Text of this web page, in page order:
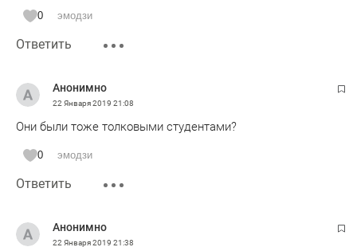
ограждениями. Пока не перестанем экономить на ВКУСЕ
и дорогих материалах Казань не приблизится ни к Вене, ни
к Парижу, ни к одному европейскому городу. Услышьте
0 эмодзи
Ответить
Анонимно
22 Января 2019 21:08
Они были тоже толковыми студентами?
0 эмодзи
Ответить
Анонимно
22 Января 2019 21:38